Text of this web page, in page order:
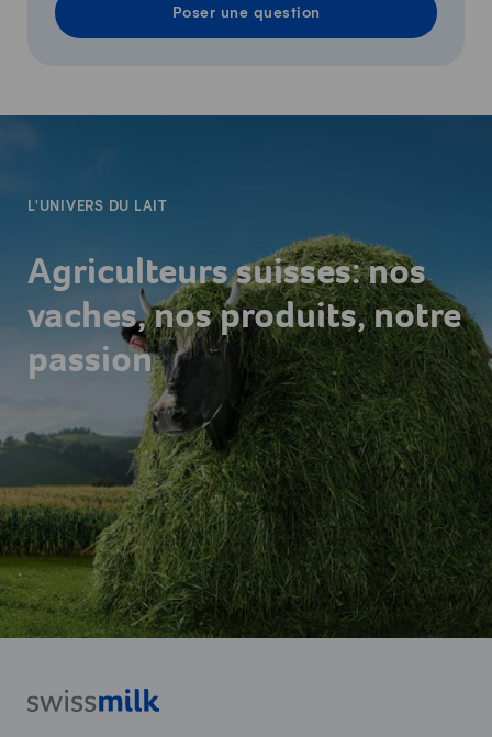
Poser une question
L'UNIVERS DU LAIT
Agriculteurs suisses: nos
vaches, nos produits, notre
passion